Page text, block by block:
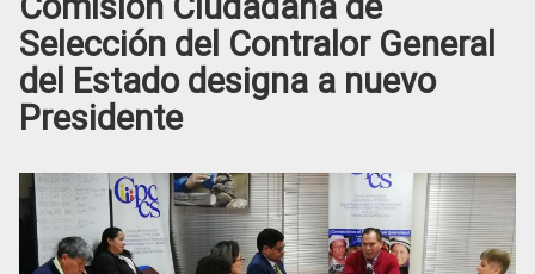
Ciudadana
Control
Social
Selección del Contralor General
del Estado designa a nuevo
Presidente